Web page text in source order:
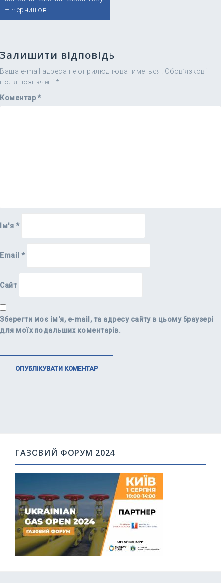
– Чернишов
Залишити відповідь
Ваша e-mail адреса не оприлюднюватиметься.
Обов’язкові
поля позначені *
Коментар *
Ім'я *
Email *
Сайт
Зберегти моє ім'я, e-mail, та адресу сайту в цьому браузері
для моїх подальших коментарів.
ГАЗОВИЙ ФОРУМ 2024